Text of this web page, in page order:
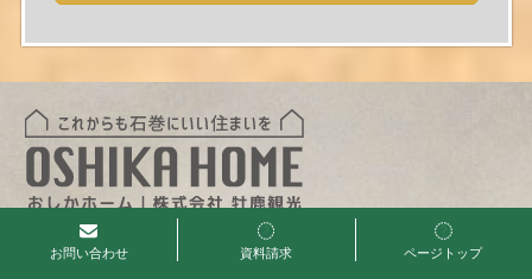
お問い合わせ 資料請求 ページトップ
〒986-0853
宮城県石巻市門脇字二番谷地13番地477